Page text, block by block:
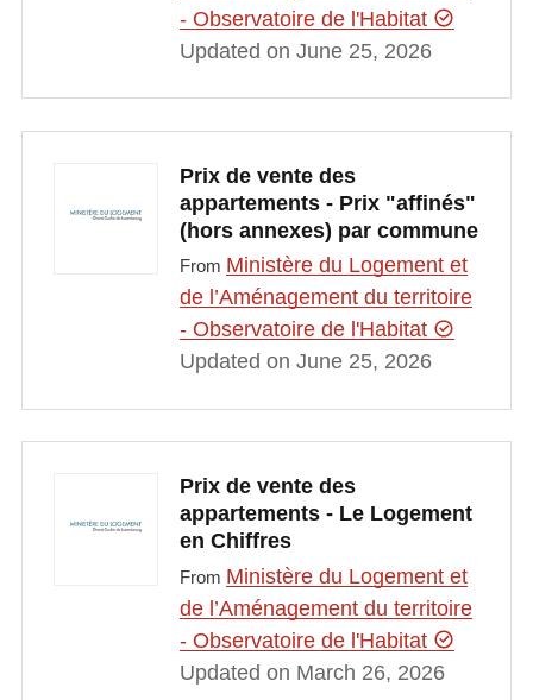
- Observatoire de l'Habitat
Updated on June 25, 2026
Prix de vente des
appartements - Prix "affinés"
(hors annexes) par commune
From Ministère du Logement et
de l’Aménagement du territoire
- Observatoire de l'Habitat
Updated on June 25, 2026
Prix de vente des
appartements - Le Logement
en Chiffres
From Ministère du Logement et
de l’Aménagement du territoire
- Observatoire de l'Habitat
Updated on March 26, 2026